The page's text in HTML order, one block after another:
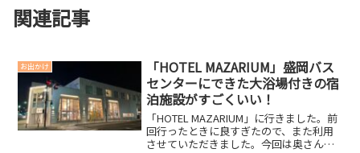
関連記事
お出かけ
「HOTEL MAZARIUM」盛岡バス
センターにできた大浴場付きの宿
泊施設がすごくいい！
「HOTEL MAZARIUM」に行きました。前
回行ったときに良すぎたので、また利用
させていただきました。今回は奥さんと